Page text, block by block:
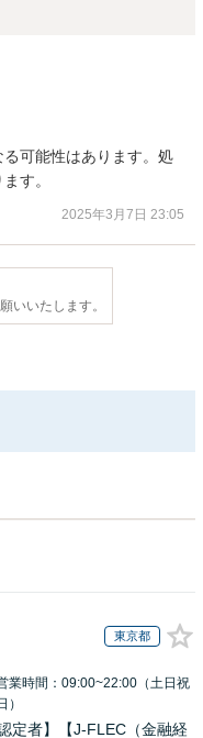
可能性はあります。処
す。
2025年3月7日 23:05
いいたします。
東京都
業時間：09:00~22:00（土日祝
）
定者】【J-FLEC（金融経